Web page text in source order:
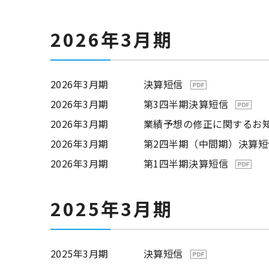
2026年3月期
2026年3月期
決算短信
2026年3月期
第3四半期決算短信
2026年3月期
業績予想の修正に関するお
2026年3月期
第2四半期（中間期）決算
2026年3月期
第1四半期決算短信
2025年3月期
2025年3月期
決算短信